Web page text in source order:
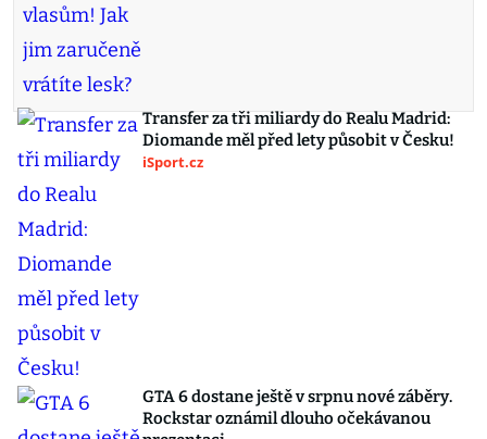
Transfer za tři miliardy do Realu Madrid:
Diomande měl před lety působit v Česku!
iSport.cz
GTA 6 dostane ještě v srpnu nové záběry.
Rockstar oznámil dlouho očekávanou